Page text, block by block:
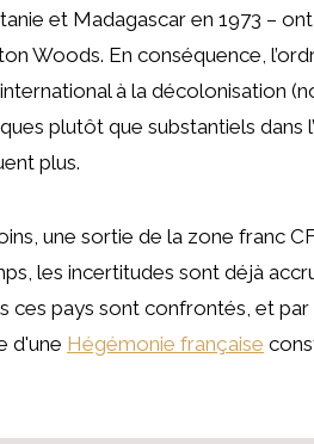
et Madagascar en 1973 –
Woods. En conséquence,
à la décolonisation
plutôt que substantiels dans
plus.
une sortie de la zone franc
les incertitudes sont déjà
ces pays sont confrontés, et
d'une Hégémonie française